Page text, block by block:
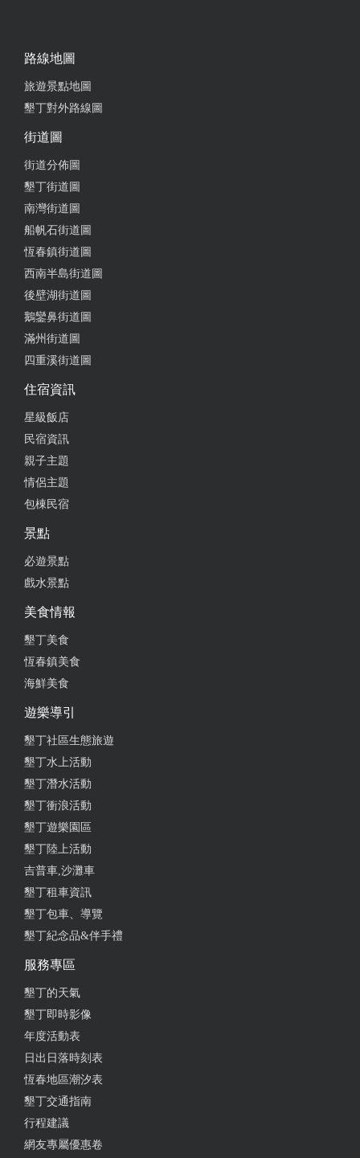
路線地圖
旅遊景點地圖
墾丁對外路線圖
街道圖
街道分佈圖
墾丁街道圖
南灣街道圖
船帆石街道圖
恆春鎮街道圖
西南半島街道圖
後壁湖街道圖
鵝鑾鼻街道圖
滿州街道圖
四重溪街道圖
住宿資訊
星級飯店
民宿資訊
親子主題
情侶主題
包棟民宿
景點
必遊景點
戲水景點
美食情報
墾丁美食
恆春鎮美食
海鮮美食
遊樂導引
墾丁社區生態旅遊
墾丁水上活動
墾丁潛水活動
墾丁衝浪活動
墾丁遊樂園區
墾丁陸上活動
吉普車,沙灘車
墾丁租車資訊
墾丁包車、導覽
墾丁紀念品&伴手禮
服務專區
墾丁的天氣
墾丁即時影像
年度活動表
日出日落時刻表
恆春地區潮汐表
墾丁交通指南
行程建議
網友專屬優惠卷